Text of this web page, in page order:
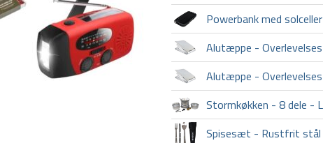
Powerbank med
Alutæppe -
Alutæppe -
Stormkøkken - 8 dele -
Spisesæt - Rustfrit stål